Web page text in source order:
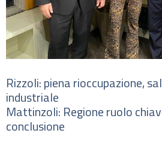
Rizzoli: piena rioccupazione,
industriale
Mattinzoli: Regione ruolo
conclusione